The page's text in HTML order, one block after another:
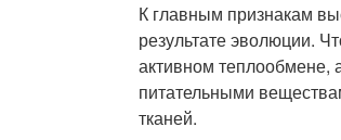
К главным признакам
результате эволюции.
активном теплообмене,
питательными
тканей.